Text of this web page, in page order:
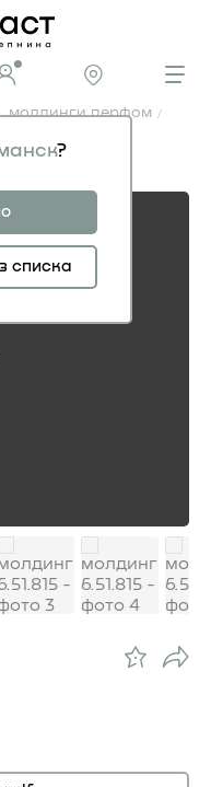
?
списка
молдинги перфом